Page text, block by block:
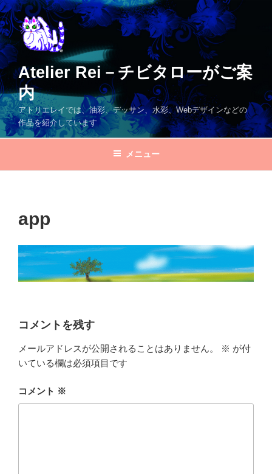
コ
ン
テ
ン
ツ
へ
ス
キ
ッ
プ
Atelier Rei－チビタローがご案
内
アトリエレイでは、油彩、デッサン、水彩、Webデザインなどの
作品を紹介しています
メニュー
app
コメントを残す
メールアドレスが公開されることはありません。 ※ が付
いている欄は必須項目です
コメント ※